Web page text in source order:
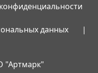
данных
|
"Артмарк"